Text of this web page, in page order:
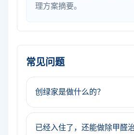
理方案摘要。
常见问题
创绿家是做什么的？
已经入住了，还能做除甲醛